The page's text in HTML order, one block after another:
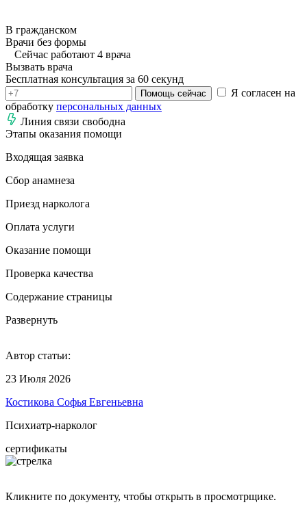
В гражданском
Врачи без формы
Сейчас работают 4 врача
Вызвать врача
Бесплатная консультация за 60 секунд
Помощь сейчас
Я согласен на
обработку персональных данных
Линия связи свободна
Этапы оказания помощи
Входящая заявка
Сбор анамнеза
Приезд нарколога
Оплата услуги
Оказание помощи
Проверка качества
Содержание страницы
Развернуть
Автор статьи:
23 Июля 2026
Костикова Софья Евгеньевна
Психиатр-нарколог
сертификаты
Кликните по документу, чтобы открыть в просмотрщике.